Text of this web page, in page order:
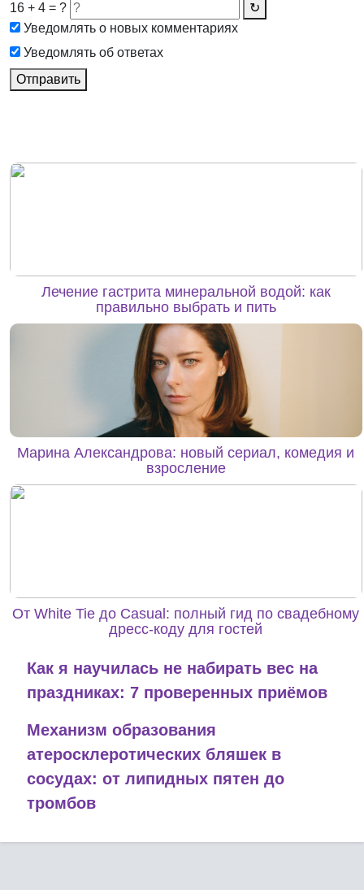
16 + 4 = ?
↻
Уведомлять о новых комментариях
Уведомлять об ответах
Отправить
Лечение гастрита минеральной водой: как
правильно выбрать и пить
Марина Александрова: новый сериал, комедия и
взросление
От White Tie до Casual: полный гид по свадебному
дресс-коду для гостей
Как я научилась не набирать вес на
праздниках: 7 проверенных приёмов
Механизм образования
атеросклеротических бляшек в
сосудах: от липидных пятен до
тромбов